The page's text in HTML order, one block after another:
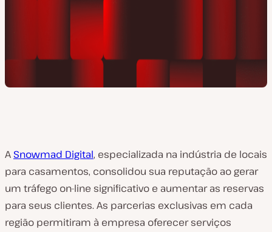
A Snowmad Digital, especializada na indústria de locais
para casamentos, consolidou sua reputação ao gerar
um tráfego on-line significativo e aumentar as reservas
para seus clientes. As parcerias exclusivas em cada
região permitiram à empresa oferecer serviços